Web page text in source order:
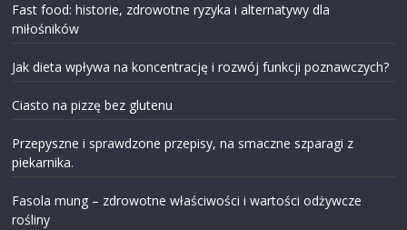
Fast food: historie, zdrowotne ryzyka i alternatywy dla
miłośników
Jak dieta wpływa na koncentrację i rozwój funkcji poznawczych?
Ciasto na pizzę bez glutenu
Przepyszne i sprawdzone przepisy, na smaczne szparagi z
piekarnika.
Fasola mung – zdrowotne właściwości i wartości odżywcze
rośliny